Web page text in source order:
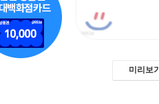
미리보기